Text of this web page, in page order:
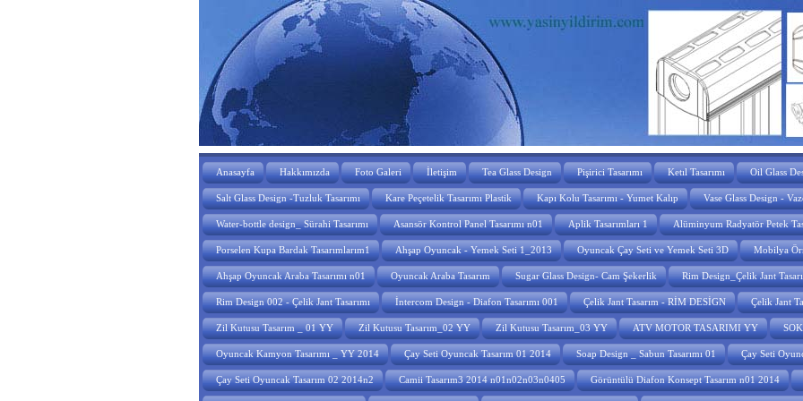
Anasayfa Hakkımızda Foto Galeri İletişim Tea Glass Design Pişirici Tasarımı Ketıl Tasarımı Oil Glass
Salt Glass Design -Tuzluk Tasarımı Kare Peçetelik Tasarımı Plastik Kapı Kolu Tasarımı - Yumet Kalıp Vase Glass Design -
Water-bottle design_ Sürahi Tasarımı Asansör Kontrol Panel Tasarımı n01 Aplik Tasarımları 1 Alüminyum Radyatör Petek
Porselen Kupa Bardak Tasarımlarım1 Ahşap Oyuncak - Yemek Seti 1_2013 Oyuncak Çay Seti ve Yemek Seti 3D Mobilya
Ahşap Oyuncak Araba Tasarımı n01 Oyuncak Araba Tasarım Sugar Glass Design- Cam Şekerlik Rim Design_Çelik Jant
Rim Design 002 - Çelik Jant Tasarımı İntercom Design - Diafon Tasarımı 001 Çelik Jant Tasarım - RİM DESİGN Çelik Jant
Zil Kutusu Tasarım _ 01 YY Zil Kutusu Tasarım_02 YY Zil Kutusu Tasarım_03 YY ATV MOTOR TASARIMI YY
Oyuncak Kamyon Tasarımı _ YY 2014 Çay Seti Oyuncak Tasarım 01 2014 Soap Design _ Sabun Tasarımı 01 Çay Seti
Çay Seti Oyuncak Tasarım 02 2014n2 Camii Tasarım3 2014 n01n02n03n0405 Görüntülü Diafon Konsept Tasarım n01 2014